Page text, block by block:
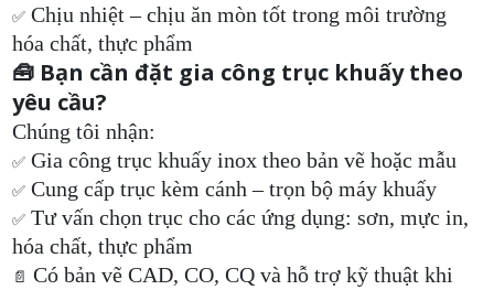
✅Chịu nhiệt – chịu ăn mòn tốt trong môi trường
hóa chất, thực phẩm
🧰 Bạn cần đặt gia công trục khuấy theo
yêu cầu?
Chúng tôi nhận:
✅Gia công trục khuấy inox theo bản vẽ hoặc mẫu
✅Cung cấp trục kèm cánh – trọn bộ máy khuấy
✅Tư vấn chọn trục cho các ứng dụng: sơn, mực in,
hóa chất, thực phẩm
📄 Có bản vẽ CAD, CO, CQ và hỗ trợ kỹ thuật khi